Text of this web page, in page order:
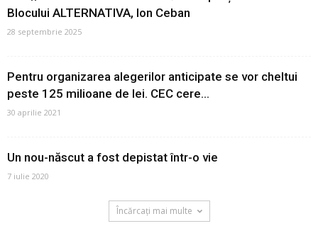
Blocului ALTERNATIVA, Ion Ceban
28 septembrie 2025
Pentru organizarea alegerilor anticipate se vor cheltui
peste 125 milioane de lei. CEC cere...
30 aprilie 2021
Un nou-născut a fost depistat într-o vie
7 iulie 2020
Încărcați mai multe